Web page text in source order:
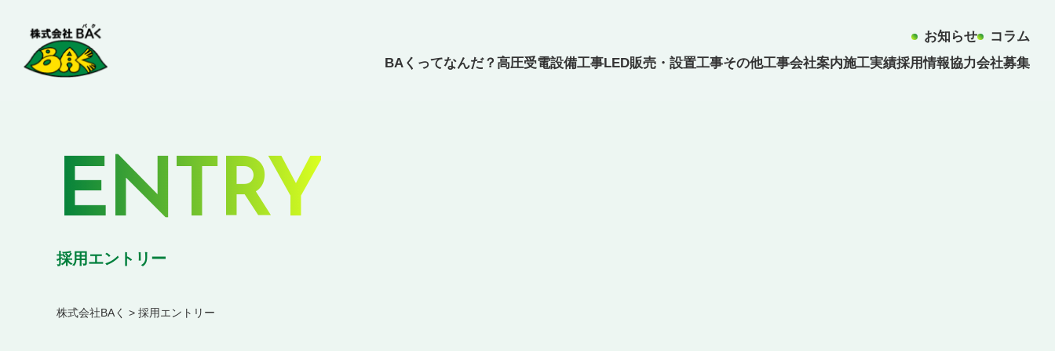
お知らせ
コラム
BAくってなんだ？ 高圧受電設備工事LED販売・設置工事その他工事会社案内施工実績採用情報協力会社募集
ENTRY
採用エントリー
株式会社BAく > 採用エントリー